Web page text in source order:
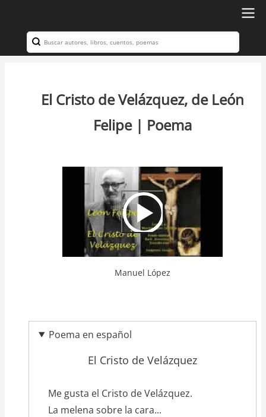
contenido
principal
Navegación
Search
El Cristo de Velázquez, de León
Felipe | Poema
Video
Url
Manuel López
Poema en español
El Cristo de Velázquez
texto_poema
Me gusta el Cristo de Velázquez.
La melena sobre la cara...